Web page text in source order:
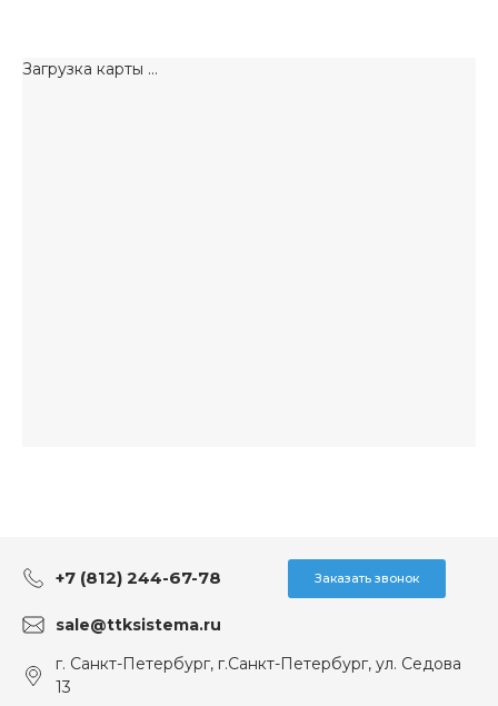
Загрузка карты ...
+7 (812) 244-67-78 Заказать звонок
sale@ttksistema.ru
г. Санкт-Петербург, г.Санкт-Петербург, ул. Седова
13